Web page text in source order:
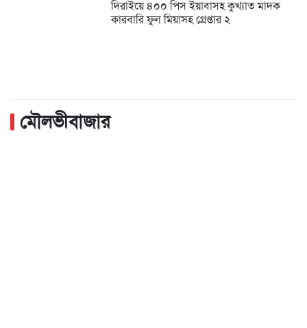
দিরাইয়ে ৪০০ পিস ইয়াবাসহ কুখ্যাত মাদক
কারবারি ফুল মিয়াসহ গ্রেপ্তার ২
মৌলভীবাজার